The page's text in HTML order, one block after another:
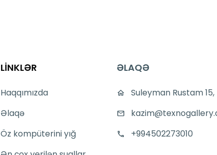
LİNKLƏR
Haqqımızda
Əlaqə
Öz kompüterini yığ
ƏLAQƏ
Suleyman Rustam 15,
+994502273010